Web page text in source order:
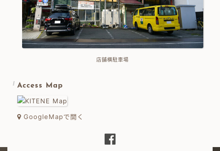
店舗横駐車場
Access Map
GoogleMapで開く